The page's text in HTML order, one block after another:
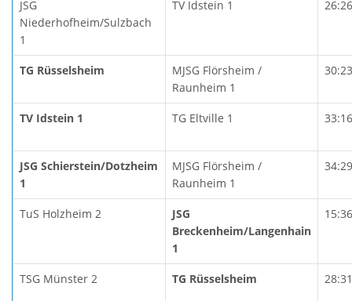
JSG
Niederhofheim/Sulzbach
1
TV Idstein 1 26:26
TG Rüsselsheim
MJSG Flörsheim /
Raunheim 1
30:23
TV Idstein 1 TG Eltville 1 33:16
JSG Schierstein/Dotzheim
1
MJSG Flörsheim /
Raunheim 1
34:29
TuS Holzheim 2
JSG
Breckenheim/Langenhain
1
15:36
TSG Münster 2 TG Rüsselsheim 28:31